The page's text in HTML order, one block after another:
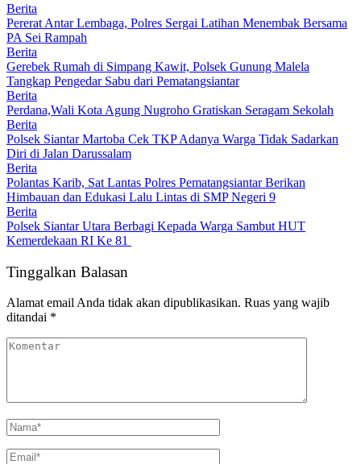
Berita
Pererat Antar Lembaga, Polres Sergai Latihan Menembak Bersama
PA Sei Rampah
Berita
Gerebek Rumah di Simpang Kawit, Polsek Gunung Malela
Tangkap Pengedar Sabu dari Pematangsiantar
Berita
Perdana,Wali Kota Agung Nugroho Gratiskan Seragam Sekolah
Berita
Polsek Siantar Martoba Cek TKP Adanya Warga Tidak Sadarkan
Diri di Jalan Darussalam
Berita
Polantas Karib, Sat Lantas Polres Pematangsiantar Berikan
Himbauan dan Edukasi Lalu Lintas di SMP Negeri 9
Berita
Polsek Siantar Utara Berbagi Kepada Warga Sambut HUT
Kemerdekaan RI Ke 81
Tinggalkan Balasan
Alamat email Anda tidak akan dipublikasikan. Ruas yang wajib
ditandai *